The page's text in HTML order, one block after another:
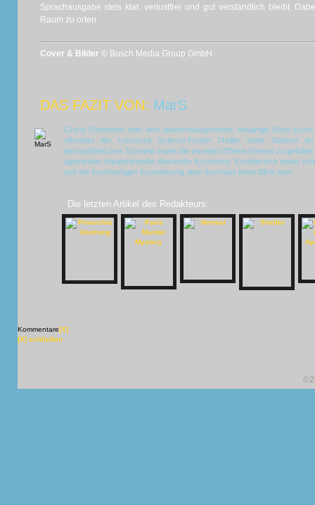
Sprachausgabe stets klar, verlustfrei und gut verständlich bleibt.
Raum zu orten.
Cover & Bilder © Busch Media Group GmbH
DAS FAZIT VON: MarS
Große Emotionen oder eine abwechslungsreiche, neuartige Story
offenbart der russische Science-Fiction Thriller seine Stärken
atmosphärisches Szenario sowie die visuellen Effekte ebenso zu
agierenden Hauptdarsteller Alexander Kuznetsov. Erzählerisch etwas
und der hochwertigen Inszenierung aber durchaus einen Blick wert...
Die letzten Artikel des Redakteurs:
Kommentare[X]
[X] schließen